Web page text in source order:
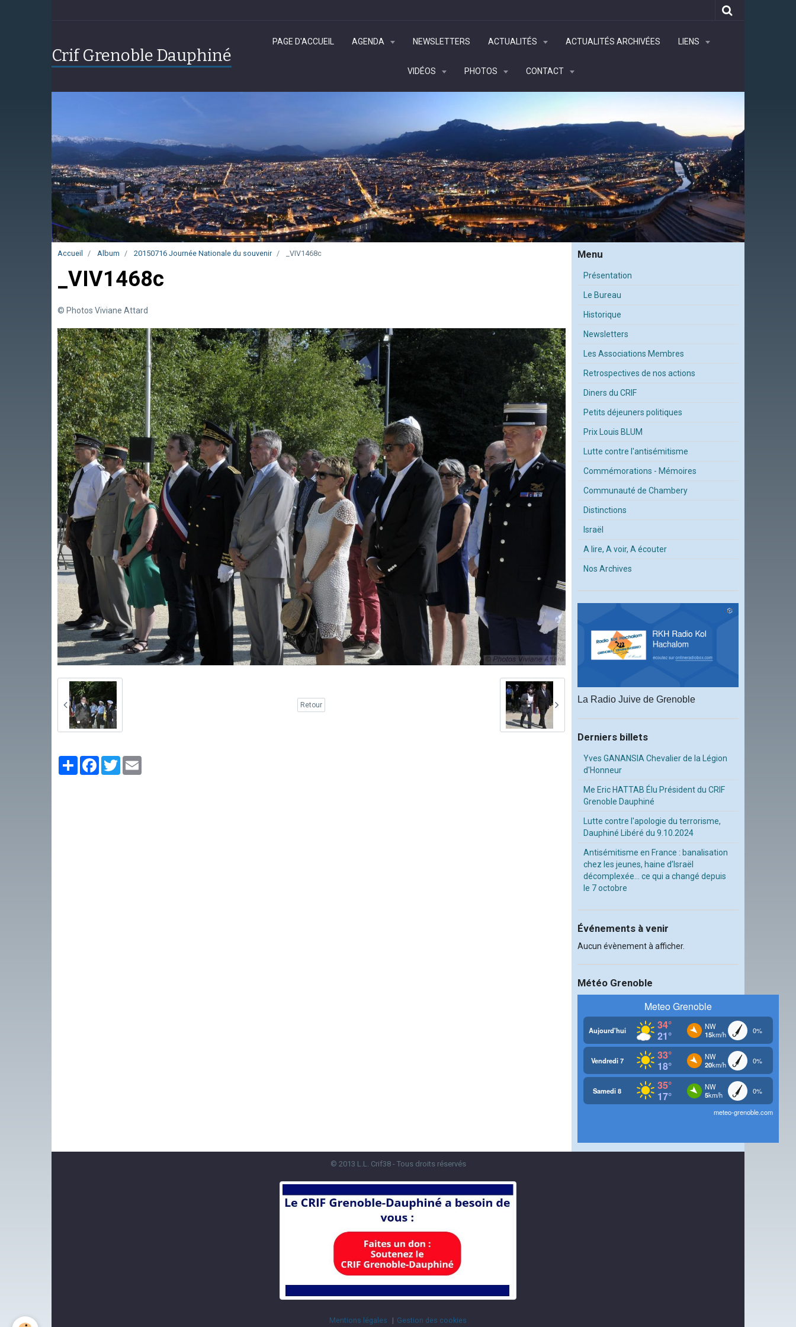
Crif Grenoble Dauphiné
PAGE D'ACCUEIL AGENDA NEWSLETTERS ACTUALITÉS ACTUALITÉS ARCHIVÉES LIENS
VIDÉOS PHOTOS CONTACT
Accueil Album 20150716 Journée Nationale du souvenir _VIV1468c
_VIV1468c
© Photos Viviane Attard
Retour
PartagerFacebook
Twitter
Menu
Présentation
Le Bureau
Historique
Newsletters
Les Associations Membres
Retrospectives de nos actions
Diners du CRIF
Petits déjeuners politiques
Prix Louis BLUM
Lutte contre l'antisémitisme
Commémorations - Mémoires
Communauté de Chambery
Distinctions
Israël
A lire, A voir, A écouter
Nos Archives
La Radio Juive de Grenoble
Derniers billets
Yves GANANSIA Chevalier de la Légion
d'Honneur
Me Eric HATTAB Élu Président du CRIF
Grenoble Dauphiné
Lutte contre l'apologie du terrorisme,
Dauphiné Libéré du 9.10.2024
Antisémitisme en France : banalisation
chez les jeunes, haine d’Israël
décomplexée… ce qui a changé depuis
le 7 octobre
Événements à venir
Aucun évènement à afficher.
Météo Grenoble
© 2013 L.L. Crif38 - Tous droits réservés
Mentions légales Gestion des cookies